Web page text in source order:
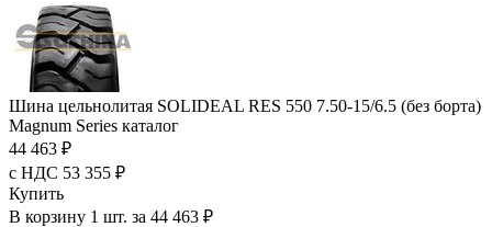
Шина цельнолитая SOLIDEAL RES 550 7.50-15/6.5 (без борта)
Magnum Series каталог
44 463 ₽
с НДС 53 355 ₽
Купить
В корзину 1 шт. за 44 463 ₽